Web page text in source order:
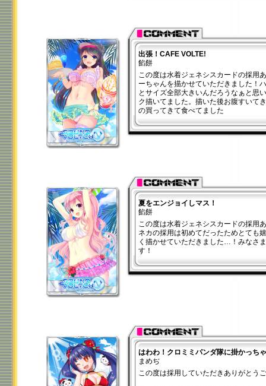
出張！CAFE VOLTE!
餡餅
この度は水着ジェネシスカードの採用
ーちゃんを描かせていただきました！
とサイズ全部大きいんだろうなぁと思
ク描いてました。描いた後お腹すいて
の買ってきて食べてました
夏をエンジョイしマス！
餡餅
この度は水着ジェネシスカードの採用
ネカの採用は初めてだったためとても
く描かせていただきました…！みなさ
す！
はわわ！クロミミパンダ隊に掛かっち
まめぢ
この度は採用していただきありがとう